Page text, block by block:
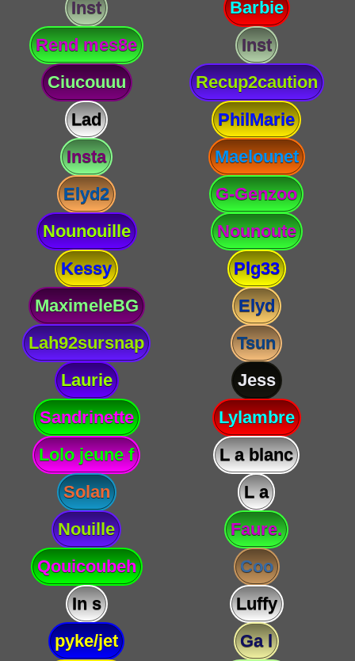
Inst
Barbie
Rend mes8e
Inst
Ciucouuu
Recup2caution
Lad
PhilMarie
Insta
Maelounet
Elyd2
G-Genzoo
Nounouille
Nounoute
Kessy
Plg33
MaximeleBG
Elyd
Lah92sursnap
Tsun
Laurie
Jess
Sandrinette
Lylambre
Lolo jeune f
L a blanc
Solan
L a
Nouille
Faure.
Qouicoubeh
Coo
In s
Luffy
pyke/jet
Ga l